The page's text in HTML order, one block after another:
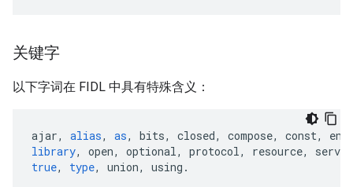
关键字
以下字词在 FIDL 中具有特殊含义：
ajar, alias, as, bits, closed, compose, const,
library, open, optional, protocol, resource,
true, type, union, using .